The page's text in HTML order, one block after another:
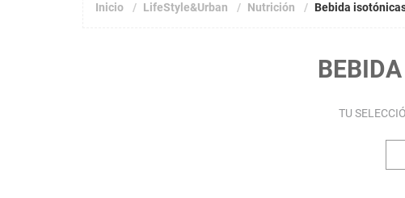
Inicio LifeStyle&Urban Nutrición Bebida
TU